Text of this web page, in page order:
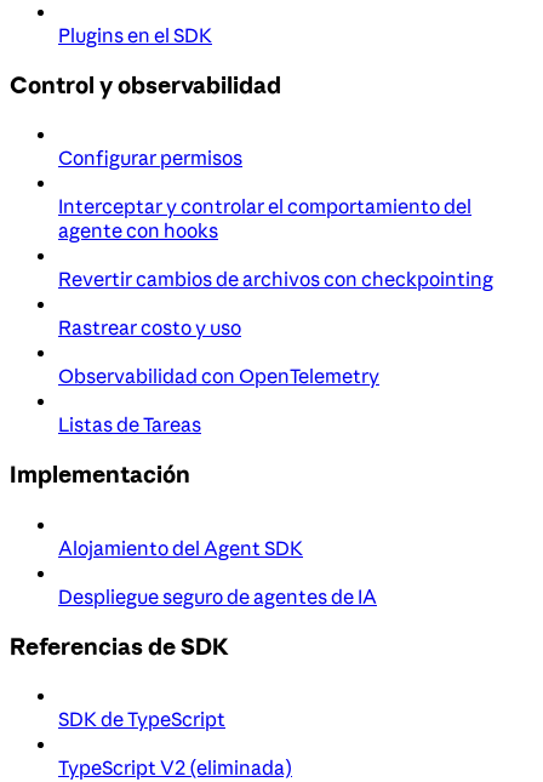
Plugins en el SDK
Control y observabilidad
Configurar permisos
Interceptar y controlar el comportamiento del
agente con hooks
Revertir cambios de archivos con checkpointing
Rastrear costo y uso
Observabilidad con OpenTelemetry
Listas de Tareas
Implementación
Alojamiento del Agent SDK
Despliegue seguro de agentes de IA
Referencias de SDK
SDK de TypeScript
TypeScript V2 (eliminada)